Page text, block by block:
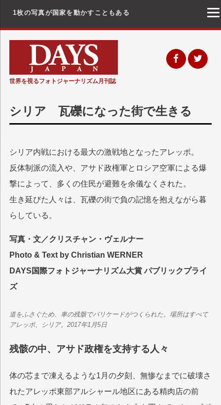
1枚の写真が国家を動かすこともある
ン
へ
ッ
世界を視るフォトジャーナリズム月刊誌
シリア 瓦礫になった街で生きる
シリア内戦における最大の激戦地となったアレッポ。
反体制派の流入や、アサド政権軍とロシア空軍による爆
撃によって、多くの住民が避難を余儀なくされた。
生き延びた人々は、瓦礫の街で負の記憶を抱えながら暮
らしている。
写真・文／クリスチャン・ヴェルナー
Photo & Text by Christian WERNER
DAYS国際フォトジャーナリズム大賞 パブリックプライ
ズ
道をふさぐため、車の残骸でバリケードがつくられた。場所はすべて
アレッポ、シリア。2017年1月5日
残骸の中、アサド政権を支持する人々
体の芯まで凍えるような1月の夕刻、無惨なまでに破壊さ
れたアレッポ東部アルシャール地区にある精肉店の前